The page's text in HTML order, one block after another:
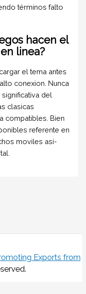
términos falto
hacen el
linea?
el tema antes
conexion. Nunca
del
clasicas
compatibles. Bien
referente en
moviles así­
Exports from